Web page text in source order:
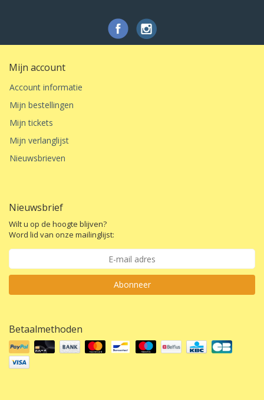
Mijn account
Account informatie
Mijn bestellingen
Mijn tickets
Mijn verlanglijst
Nieuwsbrieven
Nieuwsbrief
Wilt u op de hoogte blijven?
Word lid van onze mailinglijst:
Abonneer
Betaalmethoden